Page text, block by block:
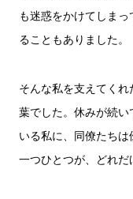
も迷惑をかけてしま
ることもありました。
そんな私を支えてく
葉でした。休みが続
いる私に、同僚たち
一つひとつが、どれだ